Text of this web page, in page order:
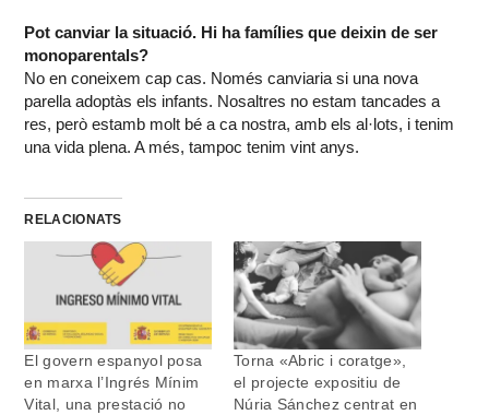
Pot canviar la situació. Hi ha famílies que deixin de ser
monoparentals?
No en coneixem cap cas. Només canviaria si una nova
parella adoptàs els infants. Nosaltres no estam tancades a
res, però estamb molt bé a ca nostra, amb els al·lots, i tenim
una vida plena. A més, tampoc tenim vint anys.
RELACIONATS
El govern espanyol posa
en marxa l’Ingrés Mínim
Vital, una prestació no
Torna «Abric i coratge»,
el projecte expositiu de
Núria Sánchez centrat en